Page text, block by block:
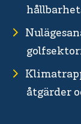
åtgärder